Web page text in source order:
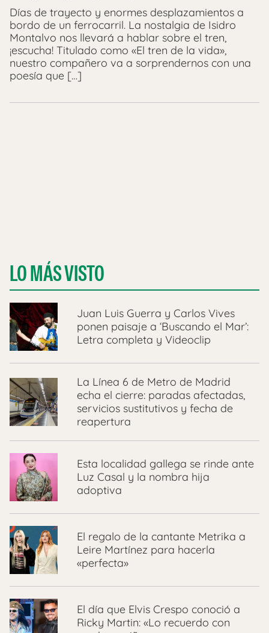
Días de trayecto y enormes desplazamientos a
bordo de un ferrocarril. La nostalgia de Isidro
Montalvo nos llevará a hablar sobre el tren,
¡escucha! Titulado como «El tren de la vida»,
nuestro compañero va a sorprendernos con una
poesía que […]
LO MÁS VISTO
Juan Luis Guerra y Carlos Vives
ponen paisaje a ‘Buscando el Mar’:
Letra completa y Videoclip
La Línea 6 de Metro de Madrid
echa el cierre: paradas afectadas,
servicios sustitutivos y fecha de
reapertura
Esta localidad gallega se rinde ante
Luz Casal y la nombra hija
adoptiva
El regalo de la cantante Metrika a
Leire Martínez para hacerla
«perfecta»
El día que Elvis Crespo conoció a
Ricky Martin: «Lo recuerdo con